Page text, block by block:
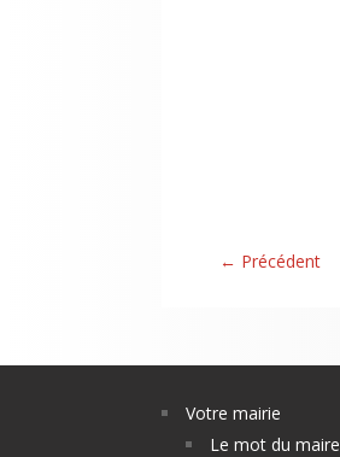
← Précédent
Votre mairie
Le mot du maire